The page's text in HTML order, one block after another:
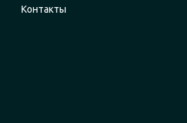
Контакты